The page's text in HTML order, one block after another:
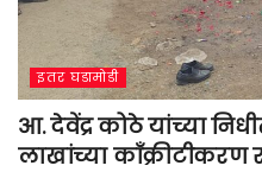
इतर घडामोडी
आ. देवेंद्र कोठे यांच्या
लाखांच्या काँक्रीटीकरण